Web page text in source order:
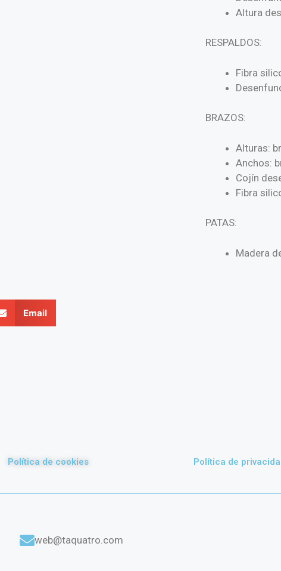
Altura
RESPALDOS:
Fibra
BRAZOS:
Alturas:
Anchos:
Cojín
Fibra
PATAS:
Madera
Email
Política de cookies Política de
web@taquatro.com